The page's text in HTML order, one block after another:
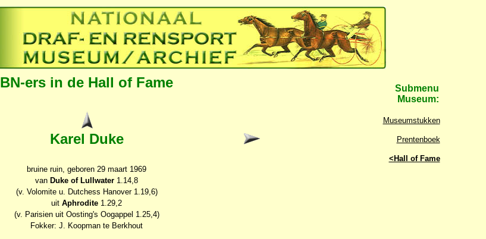
BN-ers in de Hall of Fame
Karel Duke
bruine ruin, geboren 29 maart 1969
van Duke of Lullwater 1.14,8
(v. Volomite u. Dutchess Hanover 1.19,6)
uit Aphrodite 1.29,2
(v. Parisien uit Oosting's Oogappel 1.25,4)
Fokker: J. Koopman te Berkhout
Submenu
Museum:
Museumstukken
Prentenboek
<Hall of Fame